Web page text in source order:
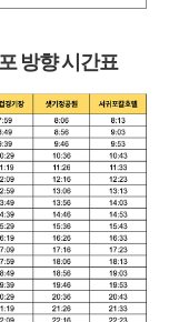
방향시간표